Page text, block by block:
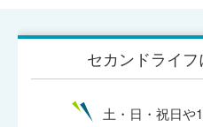
セカンドライ
土・日・祝日や